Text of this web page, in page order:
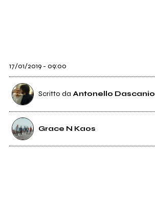
17/01/2019 - 09:00
Scritto da Antonello Dascanio
Grace N Kaos